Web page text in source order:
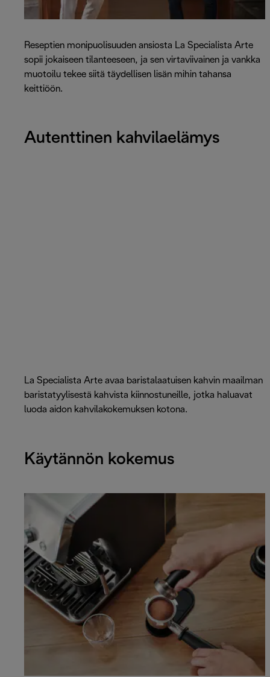
Reseptien monipuolisuuden ansiosta La Specialista Arte
sopii jokaiseen tilanteeseen, ja sen virtaviivainen ja vankka
muotoilu tekee siitä täydellisen lisän mihin tahansa
keittiöön.
Autenttinen kahvilaelämys
La Specialista Arte avaa baristalaatuisen kahvin maailman
baristatyylisestä kahvista kiinnostuneille, jotka haluavat
luoda aidon kahvilakokemuksen kotona.
Käytännön kokemus